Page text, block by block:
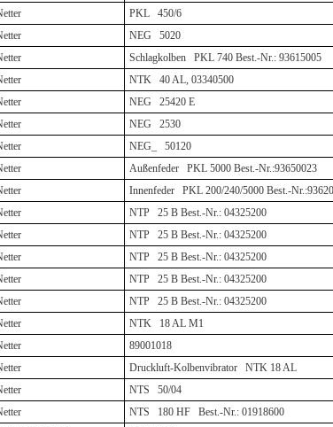
PKL 450/6
NEG 5020
Schlagkolben PKL 740 Best.-Nr.: 93615005
NTK 40 AL, 03340500
NEG 25420 E
NEG 2530
NEG_ 50120
Außenfeder PKL 5000 Best.-Nr.:93650023
Innenfeder PKL 200/240/5000 Best.-
NTP 25 B Best.-Nr.: 04325200
NTP 25 B Best.-Nr.: 04325200
NTP 25 B Best.-Nr.: 04325200
NTP 25 B Best.-Nr.: 04325200
NTP 25 B Best.-Nr.: 04325200
NTK 18 AL M1
89001018
Druckluft-Kolbenvibrator NTK 18 AL
NTS 50/04
NTS 180 HF Best.-Nr.: 01918600